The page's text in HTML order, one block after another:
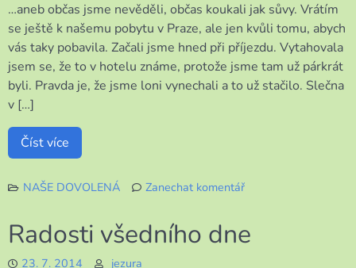
…aneb občas jsme nevěděli, občas koukali jak sůvy. Vrátím
se ještě k našemu pobytu v Praze, ale jen kvůli tomu, abych
vás taky pobavila. Začali jsme hned při příjezdu. Vytahovala
jsem se, že to v hotelu známe, protože jsme tam už párkrát
byli. Pravda je, že jsme loni vynechali a to už stačilo. Slečna
v […]
Číst více
NAŠE DOVOLENÁ
Zanechat komentář
přijedou
Radosti všedního dne
23. 7. 2014 jezura